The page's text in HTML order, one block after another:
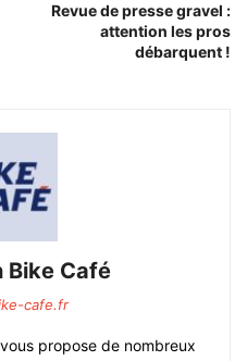
Revue de presse gravel :
attention les pros
débarquent !
Bike Café
cafe.fr
propose de nombreux